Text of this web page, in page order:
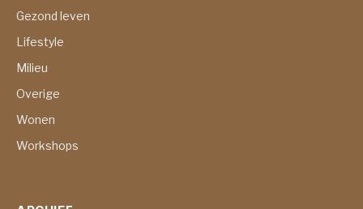
Gezond leven
Lifestyle
Milieu
Overige
Wonen
Workshops